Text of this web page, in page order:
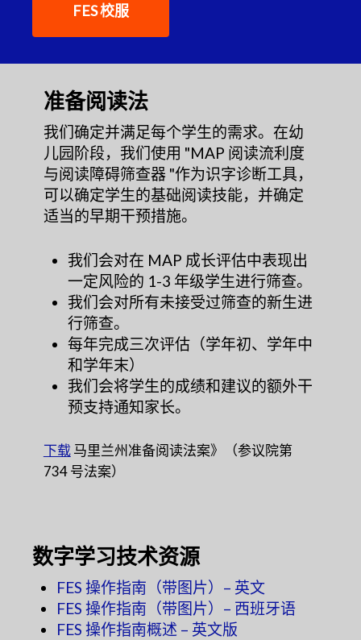
FES 校服
准备阅读法
我们确定并满足每个学生的需求。在幼
儿园阶段，我们使用 "MAP 阅读流利度
与阅读障碍筛查器 "作为识字诊断工具，
可以确定学生的基础阅读技能，并确定
适当的早期干预措施。
我们会对在 MAP 成长评估中表现出
一定风险的 1-3 年级学生进行筛查。
我们会对所有未接受过筛查的新生进
行筛查。
每年完成三次评估（学年初、学年中
和学年末）
我们会将学生的成绩和建议的额外干
预支持通知家长。
下载马里兰州准备阅读法案》（参议院第
734 号法案）
数字学习技术资源
FES 操作指南（带图片）– 英文
FES 操作指南（带图片）– 西班牙语
FES 操作指南概述 – 英文版